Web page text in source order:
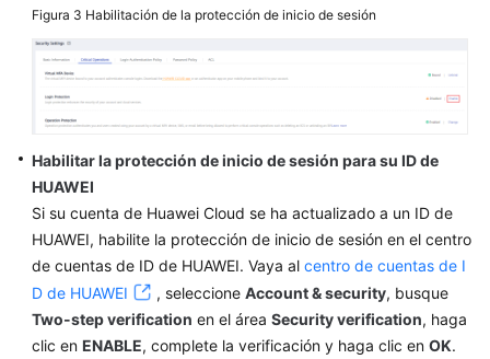
Practices
SDK
Reference
Videos
More
Documents
Figura 3 Habilitación de la protección de inicio de sesión
Habilitar la protección de inicio de sesión para su ID de
HUAWEI
Si su cuenta de Huawei Cloud se ha actualizado a un ID de
HUAWEI, habilite la protección de inicio de sesión en el centro
de cuentas de ID de HUAWEI. Vaya al centro de cuentas de I
D de HUAWEI
, seleccione Account & security, busque
Two-step verification en el área Security verification, haga
clic en ENABLE, complete la verificación y haga clic en OK.